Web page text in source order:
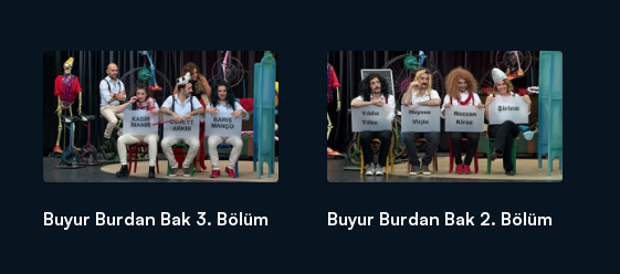
Buyur Burdan Bak 3. Bölüm Buyur Burdan Bak 2. Bölüm